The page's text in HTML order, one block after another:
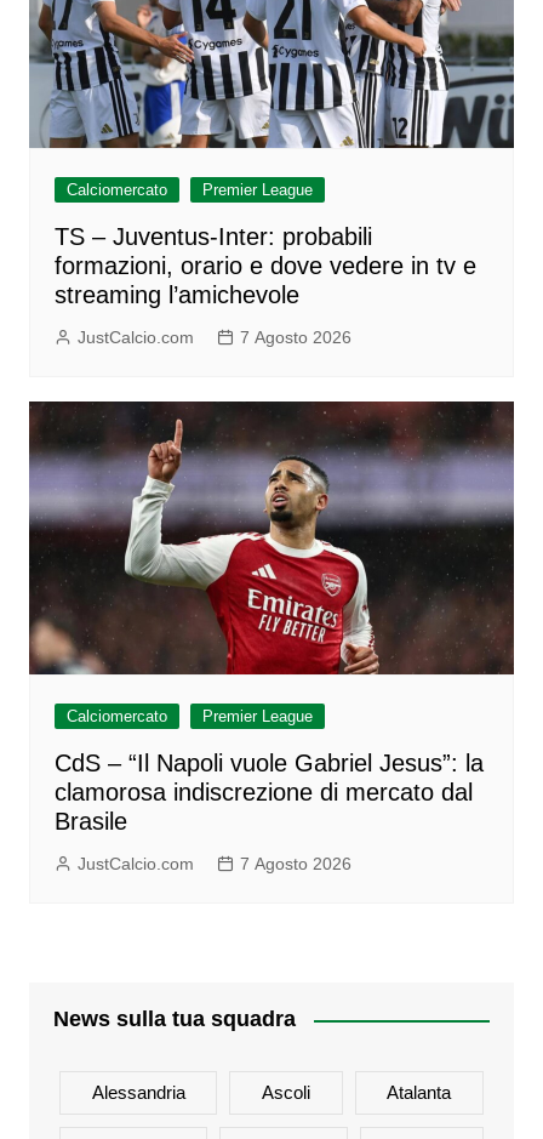
Calciomercato Premier League
TS – Juventus-Inter: probabili
formazioni, orario e dove vedere in tv e
streaming l’amichevole
JustCalcio.com 7 Agosto 2026
Calciomercato Premier League
CdS – “Il Napoli vuole Gabriel Jesus”: la
clamorosa indiscrezione di mercato dal
Brasile
JustCalcio.com 7 Agosto 2026
News sulla tua squadra
Alessandria Ascoli Atalanta